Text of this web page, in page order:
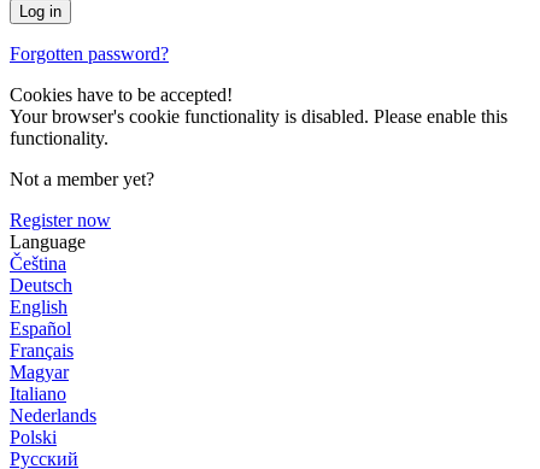
Forgotten password?
Cookies have to be accepted!
Your browser's cookie functionality is disabled. Please enable this
functionality.
Not a member yet?
Register now
Language
Čeština
Deutsch
English
Español
Français
Magyar
Italiano
Nederlands
Polski
Русский